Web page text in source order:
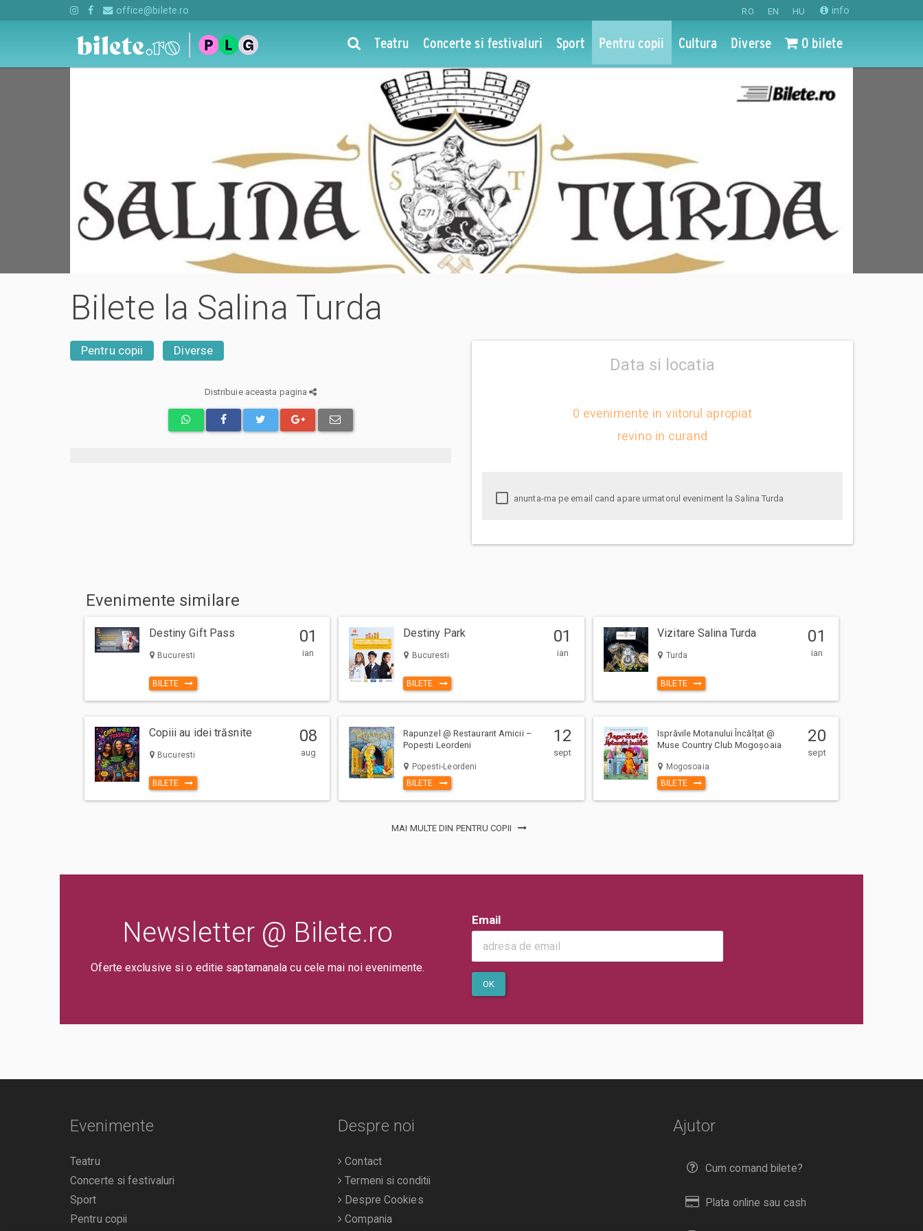
RO EN HU info
office@bilete.ro
Teatru Concerte si festivaluri Sport Pentru copii Cultura Diverse 0 bilete
Bilete la Salina Turda
Pentru copii Diverse
Data si locatia
0 evenimente in viitorul apropiat
revino in curand
anunta-ma pe email cand apare urmatorul eveniment la Salina Turda
Distribuie aceasta pagina
Evenimente similare
Destiny Gift Pass
Bucuresti
BILETE
01
ian
Destiny Park
Bucuresti
BILETE
01
ian
Vizitare Salina Turda
Turda
BILETE
01
ian
Copiii au idei trăsnite
Bucuresti
BILETE
08
aug
Rapunzel @ Restaurant Amicii –
Popesti Leordeni
Popesti-Leordeni
BILETE
12
sept
Isprăvile Motanului Încălțat @
Muse Country Club Mogoșoaia
Mogosoaia
BILETE
20
sept
MAI MULTE DIN PENTRU COPII
Newsletter @ Bilete.ro
Oferte exclusive si o editie saptamanala cu cele mai noi evenimente.
Email
OK
Ajutor
Cum comand bilete?
Plata online sau cash
Evenimente
Teatru
Concerte si festivaluri
Sport
Pentru copii
Despre noi
Contact
Termeni si conditii
Despre Cookies
Compania